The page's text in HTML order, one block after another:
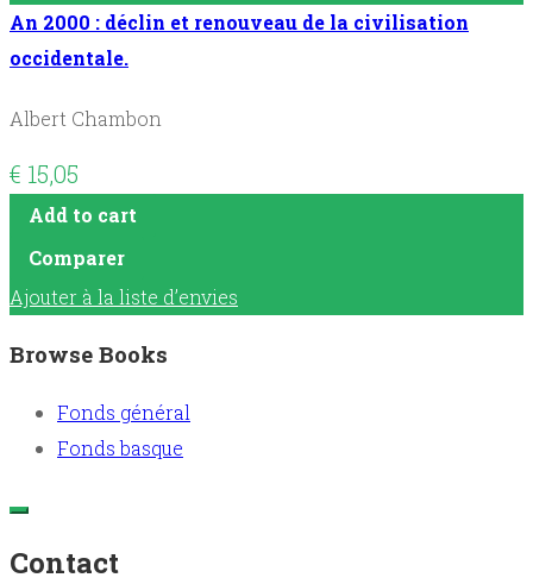
An 2000 : déclin et renouveau de la civilisation
occidentale.
Albert Chambon
€ 15,05
Add to cart
Comparer
Ajouter à la liste d’envies
Browse Books
Fonds général
Fonds basque
Contact